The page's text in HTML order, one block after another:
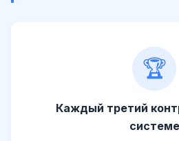
🏆
Каждый третий
системе